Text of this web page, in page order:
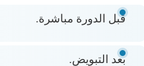
قبل الدورة مباشرة.
بعد التبويض.